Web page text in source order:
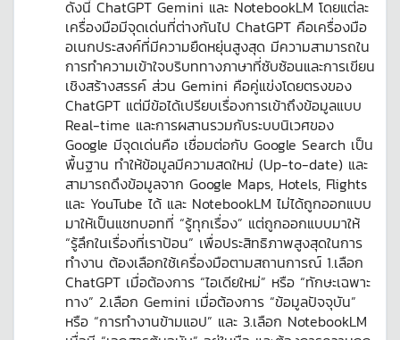
ดังนี้ ChatGPT Gemini และ NotebookLM โดยแต่ละ
เครื่องมือมีจุดเด่นที่ต่างกันไป ChatGPT คือเครื่องมือ
อเนกประสงค์ที่มีความยืดหยุ่นสูงสุด มีความสามารถใน
การทำความเข้าใจบริบททางภาษาที่ซับซ้อนและการเขียน
เชิงสร้างสรรค์ ส่วน Gemini คือคู่แข่งโดยตรงของ
ChatGPT แต่มีข้อได้เปรียบเรื่องการเข้าถึงข้อมูลแบบ
Real-time และการผสานรวมกับระบบนิเวศของ
Google มีจุดเด่นคือ เชื่อมต่อกับ Google Search เป็น
พื้นฐาน ทำให้ข้อมูลมีความสดใหม่ (Up-to-date) และ
สามารถดึงข้อมูลจาก Google Maps, Hotels, Flights
และ YouTube ได้ และ NotebookLM ไม่ได้ถูกออกแบบ
มาให้เป็นแชทบอทที่ “รู้ทุกเรื่อง” แต่ถูกออกแบบมาให้
“รู้ลึกในเรื่องที่เราป้อน” เพื่อประสิทธิภาพสูงสุดในการ
ทำงาน ต้องเลือกใช้เครื่องมือตามสถานการณ์ 1.เลือก
ChatGPT เมื่อต้องการ “ไอเดียใหม่” หรือ “ทักษะเฉพาะ
ทาง” 2.เลือก Gemini เมื่อต้องการ “ข้อมูลปัจจุบัน”
หรือ “การทำงานข้ามแอป” และ 3.เลือก NotebookLM